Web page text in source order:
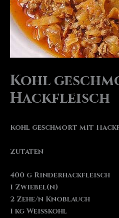
Kohl
Hackfleisch
Kohl geschmort mit
Zutaten
400 g Rinderhackfleisch
1 Zwiebel(n)
2 Zehe/n Knoblauch
1 kg Weißkohl